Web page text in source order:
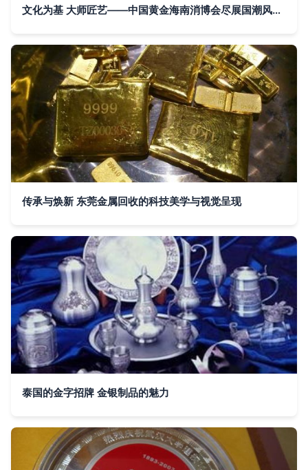
文化为基 大师匠艺——中国黄金海南消博会尽展国潮风尚金银制品
传承与焕新 东莞金属回收的科技美学与视觉呈现
泰国的金字招牌 金银制品的魅力